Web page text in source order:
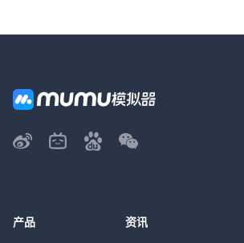
产品 资讯